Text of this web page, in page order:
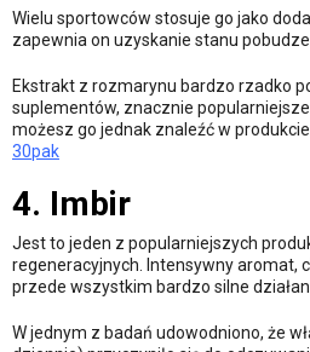
Wielu sportowców stosuje go jako
zapewnia on uzyskanie stanu
Ekstrakt z rozmarynu bardzo rzadko
suplementów, znacznie
możesz go jednak znaleźć w produkcie
30pak
4. Imbir
Jest to jeden z popularniejszych
regeneracyjnych. Intensywny aromat,
przede wszystkim bardzo silne
W jednym z badań udowodniono, że